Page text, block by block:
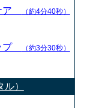
ア （約4分40秒）
プ （約3分30秒）
）